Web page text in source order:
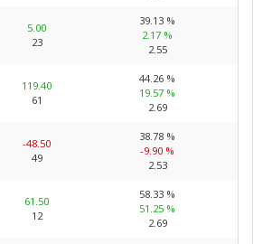
5.00
23
39.13 %
2.17 %
2.55
119.40
61
44.26 %
19.57 %
2.69
-48.50
49
38.78 %
-9.90 %
2.53
61.50
12
58.33 %
51.25 %
2.69